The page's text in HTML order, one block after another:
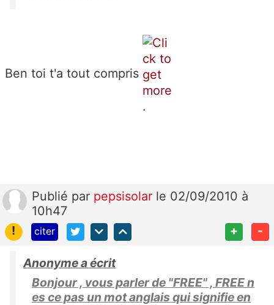
Ben toi t'a tout compris
Publié par pepsisolar le 02/09/2010 à
10h47
!
citer + -
Anonyme a écrit
Bonjour , vous parler de "FREE" , FREE n
es ce pas un mot anglais qui signifie en